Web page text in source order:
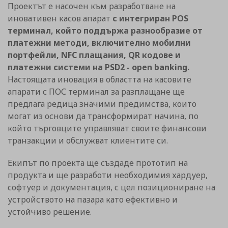
Проектът е насочен към разработване на
иновативен касов апарат с интегриран POS
терминал, който поддържа разнообразие от
платежни методи, включително мобилни
портфейли, NFC плащания, QR кодове и
платежни системи на PSD2 - open banking.
Настоящата иновация в областта на касовите
апарати с ПОС терминал за разплащане ще
предлага редица значими предимства, които
могат из основи да трансформират начина, по
който търговците управляват своите финансови
транзакции и обслужват клиентите си.
Екипът по проекта ще създаде прототип на
продукта и ще разработи необходимия хардуер,
софтуер и документация, с цел позициониране на
устройството на пазара като ефективно и
устойчиво решение.